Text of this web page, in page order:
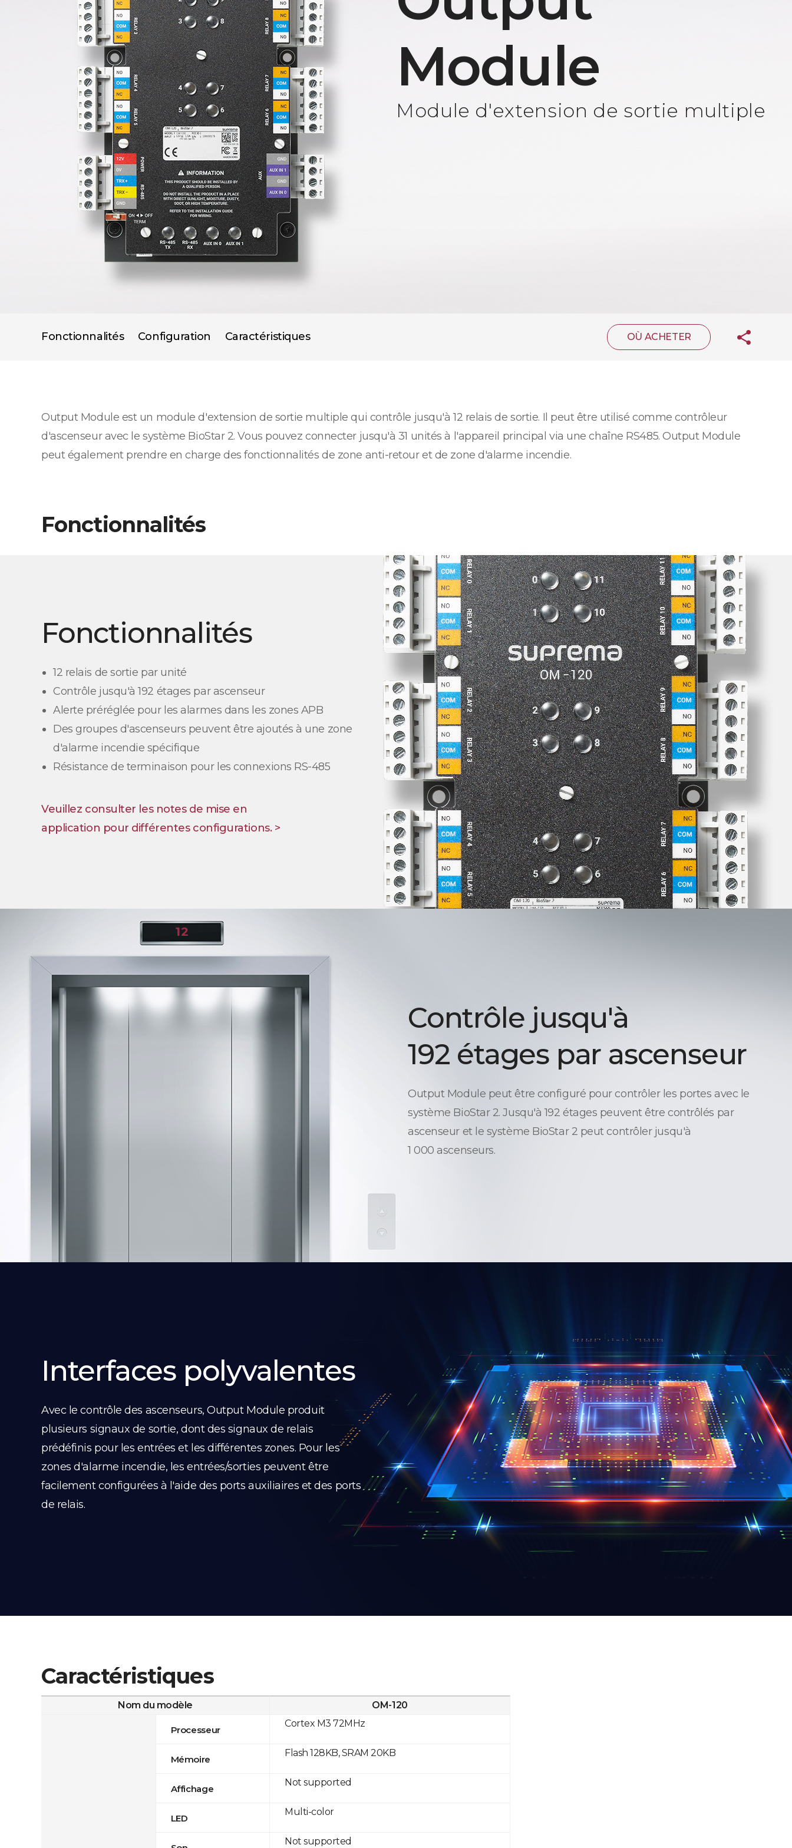
Module
Module d'extension de sortie multiple
Fonctionnalités Configuration Caractéristiques OÙ ACHETER
Output Module est un module d'extension de sortie multiple qui contrôle jusqu'à 12 relais de sortie. Il peut être utilisé comme contrôleur
d'ascenseur avec le système BioStar 2. Vous pouvez connecter jusqu'à 31 unités à l'appareil principal via une chaîne RS485. Output Module
peut également prendre en charge des fonctionnalités de zone anti-retour et de zone d'alarme incendie.
Fonctionnalités
Fonctionnalités
12 relais de sortie par unité
Contrôle jusqu'à 192 étages par ascenseur
Alerte préréglée pour les alarmes dans les zones APB
Des groupes d'ascenseurs peuvent être ajoutés à une zone
d'alarme incendie spécifique
Résistance de terminaison pour les connexions RS-485
Veuillez consulter les notes de mise en
application pour différentes configurations. >
Contrôle jusqu'à
192 étages par ascenseur
Output Module peut être configuré pour contrôler les portes avec le
système BioStar 2. Jusqu'à 192 étages peuvent être contrôlés par
ascenseur et le système BioStar 2 peut contrôler jusqu'à
1 000 ascenseurs.
Interfaces polyvalentes
Avec le contrôle des ascenseurs, Output Module produit
plusieurs signaux de sortie, dont des signaux de relais
prédéfinis pour les entrées et les différentes zones. Pour les
zones d'alarme incendie, les entrées/sorties peuvent être
facilement configurées à l'aide des ports auxiliaires et des ports
de relais.
Caractéristiques
Nom du modèle
Processeur
Mémoire
Affichage
LED
OM-120
Cortex M3 72MHz
Flash 128KB, SRAM 20KB
Not supported
Multi-color
Not supported